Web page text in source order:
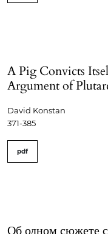
A Pig Convicts
Argument of
David Konstan
371-385
pdf
Об одном сюжете с